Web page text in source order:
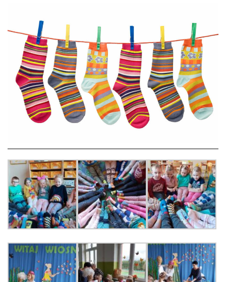
ŻABKI – BYSŁAW
SOWY – BYSŁAW
WIEWIÓRKI – BYSŁAW
MISIE – BYSŁAW
WIEWIÓRKI – LUBIEWO
ŻABKI – LUBIEWO
WIEWIÓRKI – SUCHA
PRACOWNICY
STATUT I STANDARDY